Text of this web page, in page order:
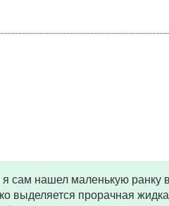
нашел маленькую ранку
выделяется прорачная